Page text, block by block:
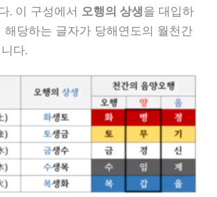
. 이 구성에서 오행의 상생을 대입하
해당하는 글자가 당해연도의 월천간
다.